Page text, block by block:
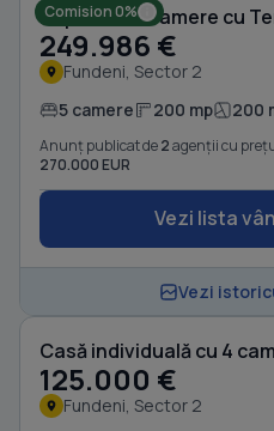
Comision 0%
Duplex cu 5 camere cu
249.986 €
Fundeni, Sector 2
5 camere 200 mp 200
Anunț publicat de2agenții cu
270.000 EUR
Vezi lista
Vezi
125.000 €
Fundeni, Sector 2